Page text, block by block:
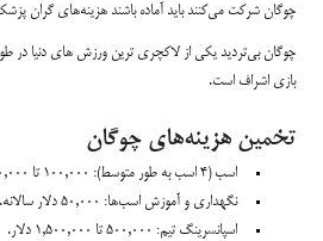
چوگان شرکت می‌کنند باید آماده باشند هزینه‌های گران
چوگان بی‌تردید یکی از لاکچری ترین ورزش های دنیا در
بازی اشراف است.
تخمین هزینه‌های چوگان
اسب (۴ اسب به طور متوسط): ۱۰۰,۰۰۰ تا ۴۰۰,۰۰۰ دلار.
نگهداری و آموزش اسب‌ها: ۵۰,۰۰۰ دلار سالانه.
اسپانسرینگ تیم: ۵۰۰,۰۰۰ تا ۱,۵۰۰,۰۰۰ دلار.